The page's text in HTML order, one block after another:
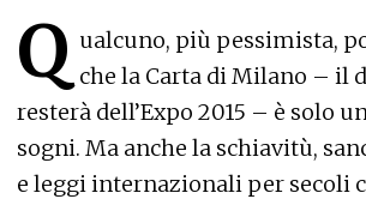
Q ualcuno, più pessimista,
che la Carta di Milano – il
resterà dell’Expo 2015 – è solo
sogni. Ma anche la schiavitù,
e leggi internazionali per secoli